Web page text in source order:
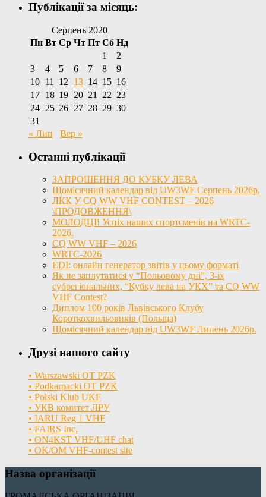
Публікації за місяць:
Серпень 2020
Пн Вт Ср Чт Пт Сб Нд
1
2
3
4 5 6 7 8
9
10 11 12 13 14 15 16
17 18 19 20 21 22 23
24 25 26 27 28 29 30
31
« Лип
Вер »
Останні публікації
ЗАПРОШЕННЯ ДО КУБКУ ЛЕВА
Щомісячний календар від UW3WF Серпень 2026р.
ЛКК У CQ WW VHF CONTEST – 2026
\ПРОДОВЖЕННЯ\
МОЛОДЦІ! Успіх наших спортсменів на WRTC-
2026.
CQ WW VHF – 2026
WRTC-2026
EDI: онлайн генератор звітів у цьому форматі
Як не заплутатися у “Польовому дні”, 3-іх
субрегіональних, “Кубку лева на УКХ” та CQ WW
VHF Contest?
Диплом 100 років Львівського Клубу
Короткохвильовиків (Польща)
Щомісячний календар від UW3WF Липень 2026р.
Друзі нашого сайту
• Warszawski OT PZK
• Podkarpacki OT PZK
• Polski Klub UKF
• УКВ комитет ЛРУ
• IARU Reg 1 VHF
• FAIRS Inc.
• ON4KST VHF/UHF chat
• OK/OM VHF-contest site
Назва організації